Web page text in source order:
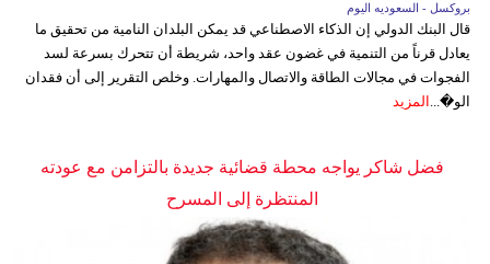
بروكسل - السعوديه اليوم
قال البنك الدولي إن الذكاء الاصطناعي قد يمكن البلدان النامية من تحقيق ما
يعادل قرناً من التنمية في غضون عقد واحد، شريطة أن تتحرك بسرعة لسد
الفجوات في مجالات الطاقة والاتصال والمهارات. وخلص التقرير إلى أن فقدان
الو�... المزيد
فضل شاكر يواجه محطة قضائية جديدة بالتزامن مع عودته
المنتظرة إلى المسرح